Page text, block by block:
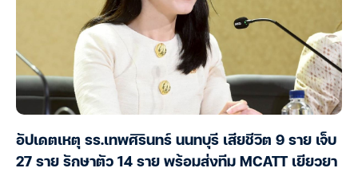
อัปเดตเหตุ รร.เทพศิรินทร์ นนทบุรี เสียชีวิต 9 ราย เจ็บ
27 ราย รักษาตัว 14 ราย พร้อมส่งทีม MCATT เยียวยา